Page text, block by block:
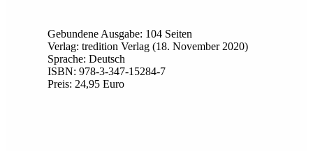
Gebundene Ausgabe: 104 Seiten
Verlag: tredition Verlag (18. November 2020)
Sprache: Deutsch
ISBN: 978-3-347-15284-7
Preis: 24,95 Euro